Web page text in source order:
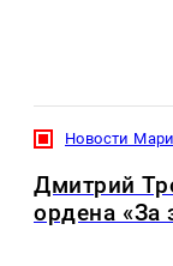
Новости
Дмитрий
ордена «За